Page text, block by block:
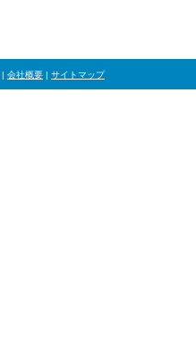
| 会社概要 | サイトマップ